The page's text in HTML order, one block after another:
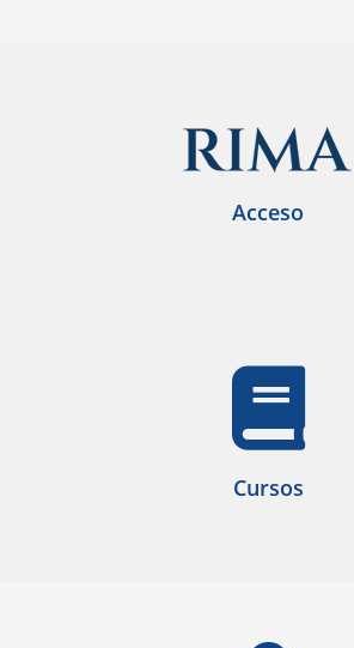
Acceso
Cursos